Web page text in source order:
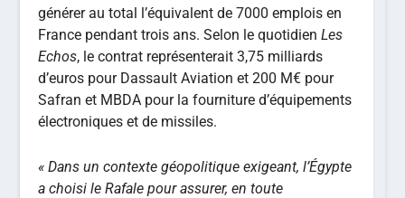
générer au total l’équivalent de 7000 emplois en
France pendant trois ans. Selon le quotidienLes
Echos, le contrat représenterait 3,75 milliards
d’euros pour Dassault Aviation et 200 M€ pour
Safran et MBDA pour la fourniture d’équipements
électroniques et de missiles.
« Dans un contexte géopolitique exigeant, l’Égypte
a choisi le Rafale pour assurer, en toute